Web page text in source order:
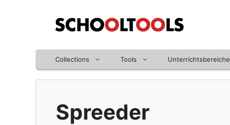
Collections Tools Unterrichtsbereiche
Spreeder